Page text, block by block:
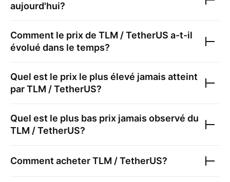
aujourd'hui?
Comment le prix de TLM / TetherUS a-t-il
évolué dans le temps?
Quel est le prix le plus élevé jamais atteint
parTLM / TetherUS?
Quel est le plus bas prix jamais observé du
TLM / TetherUS?
Comment acheterTLM / TetherUS?